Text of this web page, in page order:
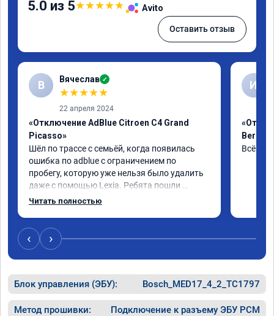
5.0 из 5★★★★★ Avito
Оставить отзыв
В Вячеслав ✓
★★★★★
22 апреля 2024
«Отключение AdBlue Citroen C4 Grand
Picasso»
Шёл по трассе с семьёй, когда появилась
ошибка по adblue с ограничением по
пробегу, которую уже нельзя было удалить
даже с помощью Lexia. Ребята пошли
навстречу, оперативно приняли и за час
Читать полностью
И
Всё
‹ ›
Блок управления (ЭБУ): Bosch_MED17_4_2_TC1797
Метод прошивки: Подключение к разъему ЭБУ PCM